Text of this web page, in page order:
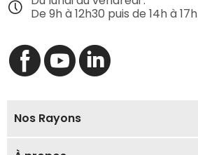
De 9h à 12h30 puis de 14h à 17h
Nos Rayons